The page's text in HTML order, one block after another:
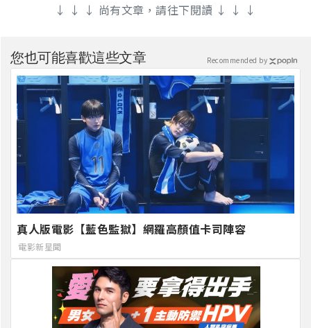
↓ ↓ ↓ 尚有文章，請往下閱讀 ↓ ↓ ↓
您也可能喜歡這些文章
真人版電影【藍色監獄】網羅高顏值卡司陣容
電影新星聞
Recommended by